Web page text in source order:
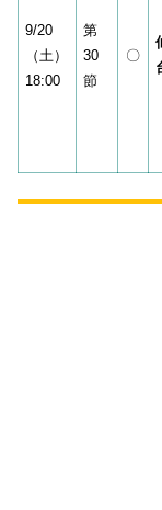
9/20
（土）
18:00
第
30
節
〇